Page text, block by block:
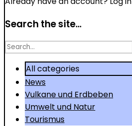
Search the site...
Search
All categories
News
Vulkane und Erdbeben
Umwelt und Natur
Tourismus